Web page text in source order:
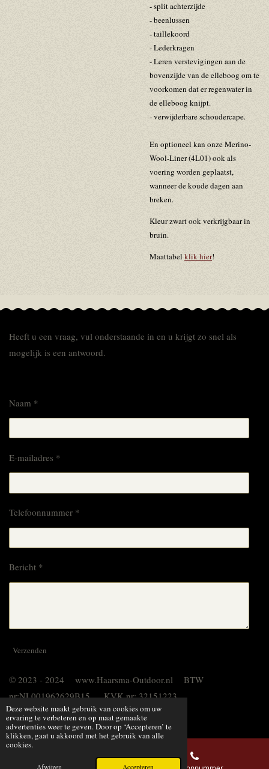
Deze website maakt gebruik van cookies om uw
ervaring te verbeteren en op maat gemaakte
advertenties weer te geven. Door op ‘Accepteren’ te
klikken, gaat u akkoord met het gebruik van alle
cookies.
Afwijzen Accepteren
- split achterzijde
- beenlussen
- taillekoord
- Lederkragen
- Leren verstevigingen aan de
bovenzijde van de elleboog om te
voorkomen dat er regenwater in
de elleboog knijpt.
- verwijderbare schoudercape.
En optioneel kan onze Merino-
Wool-Liner (4L01) ook als
voering worden geplaatst,
wanneer de koude dagen aan
breken.
Kleur zwart ook verkrijgbaar in
bruin.
Maattabel klik hier!
Heeft u een vraag, vul onderstaande in en u krijgt zo snel als
mogelijk is een antwoord.
Naam *
E-mailadres *
Telefoonnummer *
Bericht *
Verzenden
© 2023 - 2024 www.Haarsma-Outdoor.nl BTW
nr:NL001962629B15 KVK nr: 32151223
Powered byJouwWeb